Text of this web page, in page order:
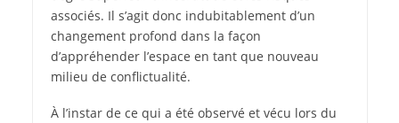
associés. Il s’agit donc indubitablement d’un
changement profond dans la façon
d’appréhender l’espace en tant que nouveau
milieu de conflictualité.
À l’instar de ce qui a été observé et vécu lors du